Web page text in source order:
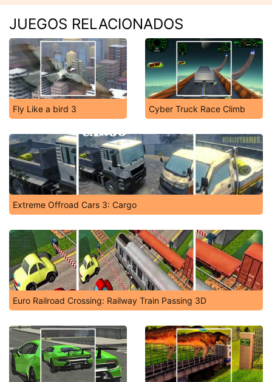
JUEGOS RELACIONADOS
Fly Like a bird 3 Cyber Truck Race Climb
Extreme Offroad Cars 3: Cargo
Euro Railroad Crossing: Railway Train Passing 3D